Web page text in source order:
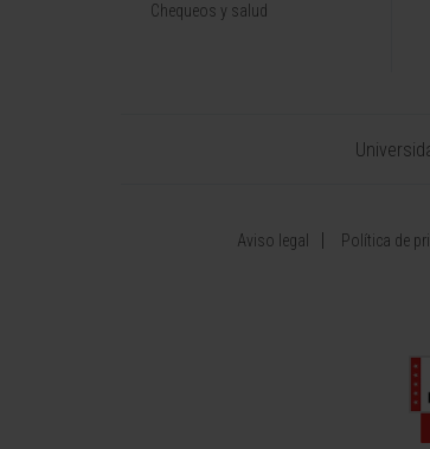
Chequeos y salud
Aviso legal Política de